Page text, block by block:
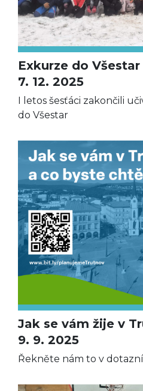
Exkurze do Všestar
7. 12. 2025
I letos šesťáci zakončili
do Všestar
Jak se vám žije v
9. 9. 2025
Řekněte nám to v